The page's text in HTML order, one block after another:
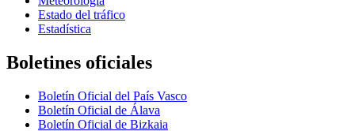
Estado del tráfico
Estadística
Boletines oficiales
Boletín Oficial del País Vasco
Boletín Oficial de Álava
Boletín Oficial de Bizkaia